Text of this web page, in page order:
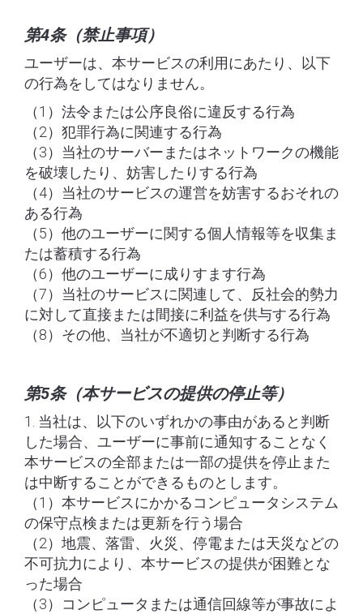
第4条（禁止事項）
ユーザーは、本サービスの利用にあたり、以下
の行為をしてはなりません。
（1）法令または公序良俗に違反する行為
（2）犯罪行為に関連する行為
（3）当社のサーバーまたはネットワークの機能
を破壊したり、妨害したりする行為
（4）当社のサービスの運営を妨害するおそれの
ある行為
（5）他のユーザーに関する個人情報等を収集ま
たは蓄積する行為
（6）他のユーザーに成りすます行為
（7）当社のサービスに関連して、反社会的勢力
に対して直接または間接に利益を供与する行為
（8）その他、当社が不適切と判断する行為
第5条（本サービスの提供の停止等）
1. 当社は、以下のいずれかの事由があると判断
した場合、ユーザーに事前に通知することなく
本サービスの全部または一部の提供を停止また
は中断することができるものとします。
（1）本サービスにかかるコンピュータシステム
の保守点検または更新を行う場合
（2）地震、落雷、火災、停電または天災などの
不可抗力により、本サービスの提供が困難とな
った場合
（3）コンピュータまたは通信回線等が事故によ